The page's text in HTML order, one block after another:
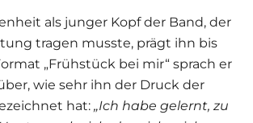
als junger Kopf der Band, der
tragen musste, prägt ihn bis
„Frühstück bei mir“ sprach er
wie sehr ihn der Druck der
hat: „Ich habe gelernt, zu